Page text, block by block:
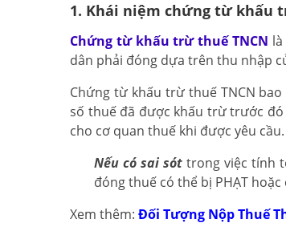
1. Khái niệm chứng từ khấu
Chứng từ khấu trừ thuế TNCN
dân phải đóng dựa trên thu nhập
Chứng từ khấu trừ thuế TNCN
số thuế đã được khấu trừ trước
cho cơ quan thuế khi được yêu cầu.
Nếu có sai sóttrong việc tính
đóng thuế có thể bị PHẠT
Xem thêm: Đối Tượng Nộp Thuế